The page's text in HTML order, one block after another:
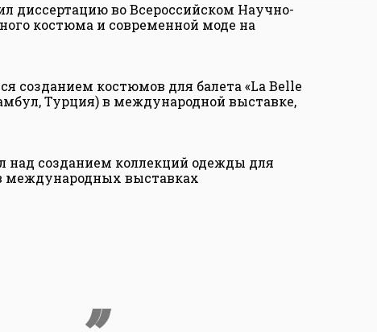
диссертацию во Всероссийском Научно-
костюма и современной моде на
созданием костюмов для балета «La Belle
Турция) в международной выставке,
над созданием коллекций одежды для
международных выставках